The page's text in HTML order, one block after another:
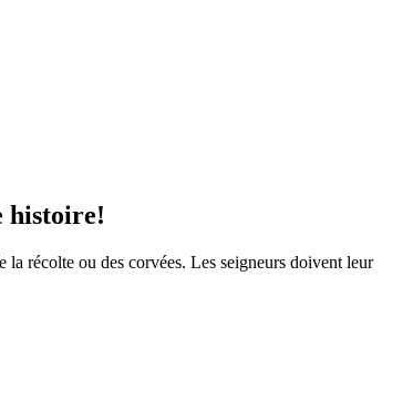
histoire!
récolte ou des corvées. Les seigneurs doivent leur